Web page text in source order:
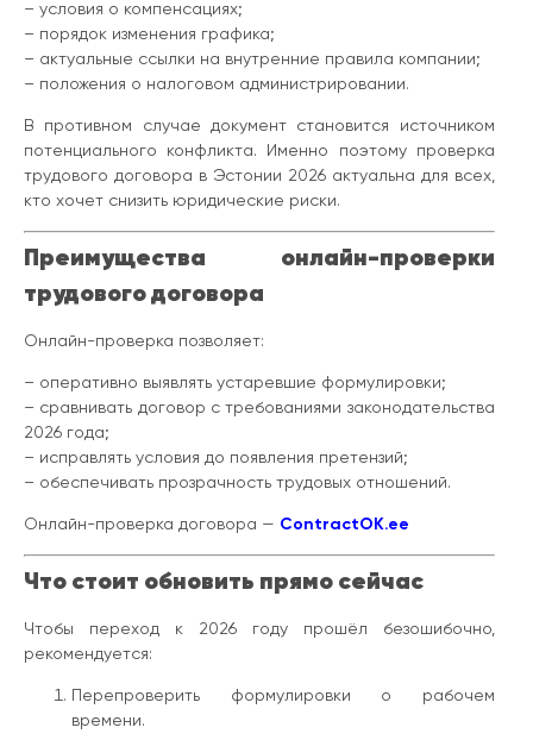
– условия о компенсациях;
– порядок изменения графика;
– актуальные ссылки на внутренние правила компании;
– положения о налоговом администрировании.
В противном случае документ становится источником
потенциального конфликта. Именно поэтому проверка
трудового договора в Эстонии 2026 актуальна для всех,
кто хочет снизить юридические риски.
Преимущества онлайн-проверки
трудового договора
Онлайн-проверка позволяет:
– оперативно выявлять устаревшие формулировки;
– сравнивать договор с требованиями законодательства
2026 года;
– исправлять условия до появления претензий;
– обеспечивать прозрачность трудовых отношений.
Онлайн-проверка договора — ContractOK.ee
Что стоит обновить прямо сейчас
Чтобы переход к 2026 году прошёл безошибочно,
рекомендуется:
Перепроверить формулировки о рабочем
времени.